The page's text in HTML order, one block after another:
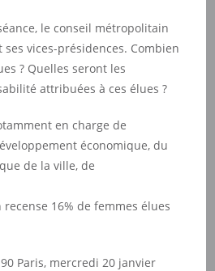
le conseil métropolitain
vices-présidences. Combien
? Quelles seront les
attribuées à ces élues ?
en charge de
économique, du
de la ville, de
16% de femmes élues
Paris, mercredi 20 janvier